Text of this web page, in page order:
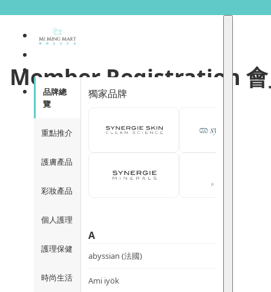
品牌總
覽
重點推介
護膚產品
彩妝產品
個人護理
護理保健
時尚生活
獨家品牌
A
abyssian (法國)
Ami iyök
Member Registration 會